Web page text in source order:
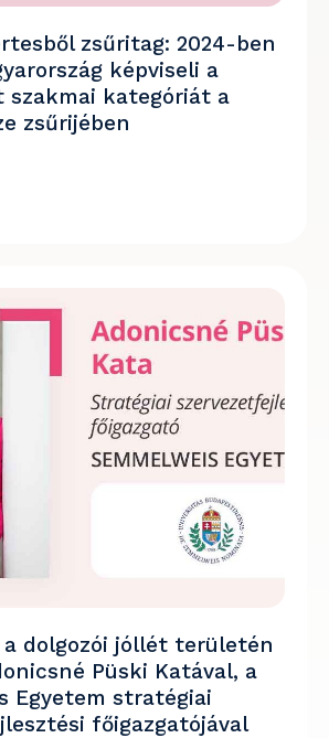
zsűritag: 2024-ben
képviseli a
szakmai kategóriát a
zsűrijében
a dolgozói jóllét területén
Püski Katával, a
Egyetem stratégiai
főigazgatójával